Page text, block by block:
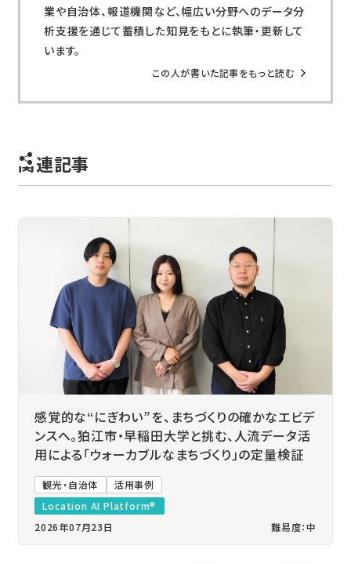
業や自治体、報道機関など、幅広い分野へのデータ分
析支援を通じて蓄積した知見をもとに執筆・更新して
います。
この人が書いた記事をもっと読む
関連記事
感覚的な“にぎわい”を、まちづくりの確かなエビデ
ンスへ。狛江市・早稲田大学と挑む、人流データ活
用による「ウォーカブルなまちづくり」の定量検証
観光・自治体
活用事例
Location AI Platform®
2026年07月23日
難易度：中